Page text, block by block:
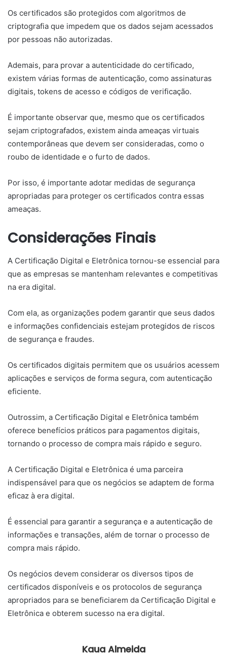
Os certificados são protegidos com algoritmos de
criptografia que impedem que os dados sejam acessados
por pessoas não autorizadas.
Ademais, para provar a autenticidade do certificado,
existem várias formas de autenticação, como assinaturas
digitais, tokens de acesso e códigos de verificação.
É importante observar que, mesmo que os certificados
sejam criptografados, existem ainda ameaças virtuais
contemporâneas que devem ser consideradas, como o
roubo de identidade e o furto de dados.
Por isso, é importante adotar medidas de segurança
apropriadas para proteger os certificados contra essas
ameaças.
Considerações Finais
A Certificação Digital e Eletrônica tornou-se essencial para
que as empresas se mantenham relevantes e competitivas
na era digital.
Com ela, as organizações podem garantir que seus dados
e informações confidenciais estejam protegidos de riscos
de segurança e fraudes.
Os certificados digitais permitem que os usuários acessem
aplicações e serviços de forma segura, com autenticação
eficiente.
Outrossim, a Certificação Digital e Eletrônica também
oferece benefícios práticos para pagamentos digitais,
tornando o processo de compra mais rápido e seguro.
A Certificação Digital e Eletrônica é uma parceira
indispensável para que os negócios se adaptem de forma
eficaz à era digital.
É essencial para garantir a segurança e a autenticação de
informações e transações, além de tornar o processo de
compra mais rápido.
Os negócios devem considerar os diversos tipos de
certificados disponíveis e os protocolos de segurança
apropriados para se beneficiarem da Certificação Digital e
Eletrônica e obterem sucesso na era digital.
Kaua Almeida